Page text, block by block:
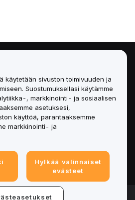
oikeudet pidätetään.
käytetään sivuston toimivuuden ja
Suostumuksellasi käytämme
, markkinointi- ja sosiaalisen
asetuksesi,
käyttöä, parantaaksemme
markkinointi- ja
Hylkää valinnaiset
evästeet